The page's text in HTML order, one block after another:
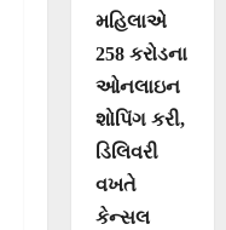
મહિલાએ
258 કરોડના
ઓનલાઇન
શોપિંગ કરી,
ડિલિવરી
વખતે
કેન્સલ